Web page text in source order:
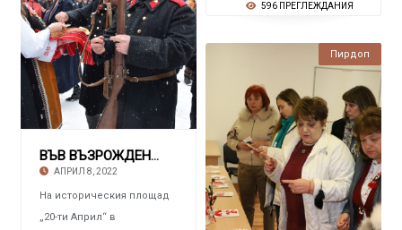
596 ПРЕГЛЕЖДАНИЯ
ВЪВ ВЪЗРОЖДЕНСКА КОПРИВЩИЦА Пак посрещнаха о
АПРИЛ 8, 2022
На историческия площад
„20-ти Април“ в
Пирдоп